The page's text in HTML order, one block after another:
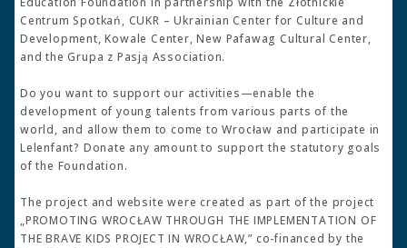
Centrum Spotkań, CUKR – Ukrainian Center for Culture and
Development, Kowale Center, New Pafawag Cultural Center,
and the Grupa z Pasją Association.
Do you want to support our activities—enable the
development of young talents from various parts of the
world, and allow them to come to Wrocław and participate in
Lelenfant? Donate any amount to support the statutory goals
of the Foundation.
The project and website were created as part of the project
„PROMOTING WROCŁAW THROUGH THE IMPLEMENTATION OF
THE BRAVE KIDS PROJECT IN WROCŁAW,” co-financed by the